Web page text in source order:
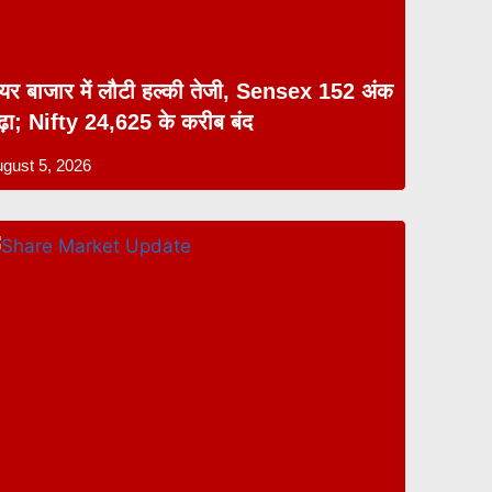
बाजार में लौटी हल्की तेजी, Sensex 152 अंक
Nifty 24,625 के करीब बंद
5, 2026